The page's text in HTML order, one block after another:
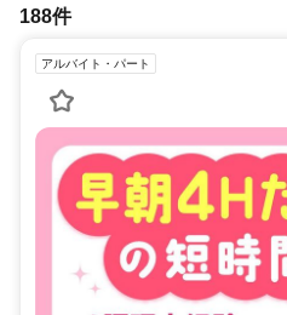
188件
アルバイト・パート